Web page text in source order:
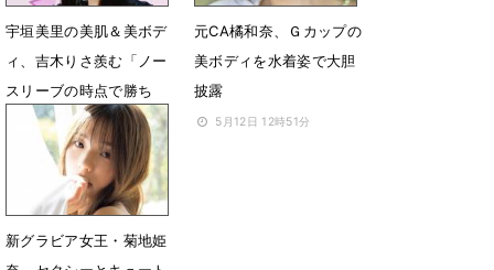
宇垣美里の美肌＆美ボデ
ィ、吉木りさ羨む「ノー
スリーブの時点で勝ち
6月4日 13時57分
元CA橘和奈、Ｇカップの
美ボディを水着姿で大胆
披露
5月12日 12時51分
新グラビア女王・菊地姫